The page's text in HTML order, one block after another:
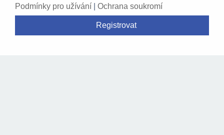
Podmínky pro užívání Ochrana soukromí
Registrovat